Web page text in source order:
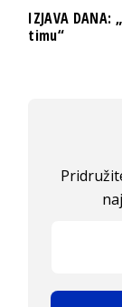
IZJAVA
timu“